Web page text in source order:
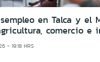
en Talca y el
comercio e
- 19:18 HRS